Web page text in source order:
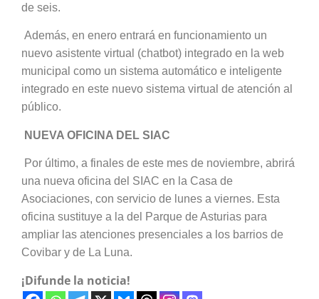
de seis.
Además, en enero entrará en funcionamiento un
nuevo asistente virtual (chatbot) integrado en la web
municipal como un sistema automático e inteligente
integrado en este nuevo sistema virtual de atención al
público.
NUEVA OFICINA DEL SIAC
Por último, a finales de este mes de noviembre, abrirá
una nueva oficina del SIAC en la Casa de
Asociaciones, con servicio de lunes a viernes. Esta
oficina sustituye a la del Parque de Asturias para
ampliar las atenciones presenciales a los barrios de
Covibar y de La Luna.
¡Difunde la noticia!